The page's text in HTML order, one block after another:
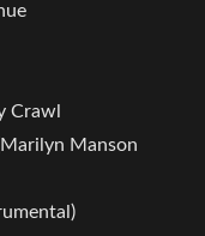
Crawl
Manson